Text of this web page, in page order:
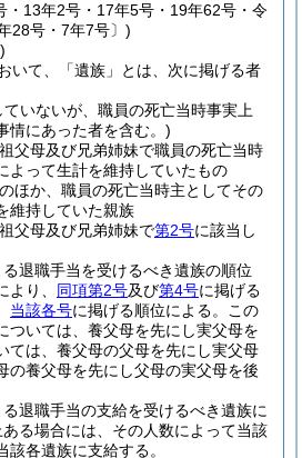
・13年2号・17年5号・19年62号・令
28号・7年7号〕)
いて、「遺族」とは、次に掲げる者
いないが、職員の死亡当時事実上
情にあった者を含む。)
父母及び兄弟姉妹で職員の死亡当時
よって生計を維持していたもの
ほか、職員の死亡当時主としてその
維持していた親族
父母及び兄弟姉妹で第2号に該当し
退職手当を受けるべき遺族の順位
より、 同項第2号及び第4号に掲げる
当該各号に掲げる順位による。
この
ついては、養父母を先にし実父母を
ては、養父母の父母を先にし実父母
の養父母を先にし父母の実父母を後
退職手当の支給を受けるべき遺族に
る場合には、その人数によって当該
各遺族に支給する。